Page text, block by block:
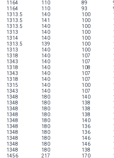
1164 110 89
1164 110 93
1313.5 140 100
1313.5 141 100
1313.5 140 100
1313 140 100
1314 140 100
1313.5 139 100
1313 140 100
1318 140 107
1343 140 107
1318 140 108
1343 140 107
1318 140 107
1315 140 100
1343 140 107
1348 180 140
1348 180 138
1348 180 138
1348 180 138
1348 180 140
1348 180 136
1348 180 136
1348 180 146
1348 180 146
1348 180 138
1456 217 170